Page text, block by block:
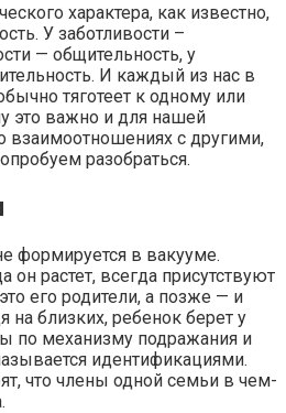
характера, как известно,
У заботливости –
— общительность, у
И каждый из нас в
тяготеет к одному или
это важно и для нашей
взаимоотношениях с другими,
разобраться.
формируется в вакууме.
растет, всегда присутствуют
его родители, а позже — и
на близких, ребенок берет у
по механизму подражания и
идентификациями.
что члены одной семьи в чем-